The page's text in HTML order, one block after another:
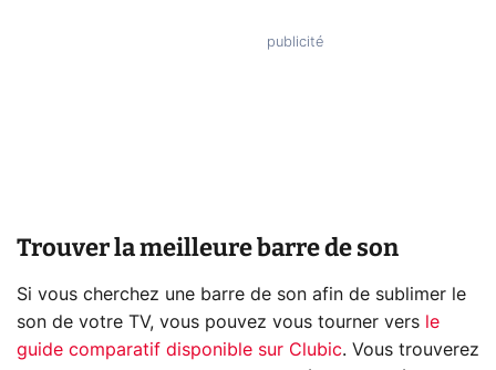
Trouver la meilleure barre de son
Si vous cherchez une barre de son afin de sublimer le
son de votre TV, vous pouvez vous tourner vers le
guide comparatif disponible sur Clubic. Vous trouverez